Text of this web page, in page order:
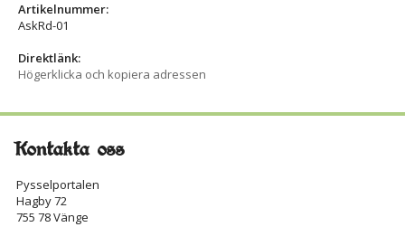
Artikelnummer:
AskRd-01
Direktlänk:
Högerklicka och kopiera adressen
Kontakta oss
Pysselportalen
Hagby 72
755 78 Vänge